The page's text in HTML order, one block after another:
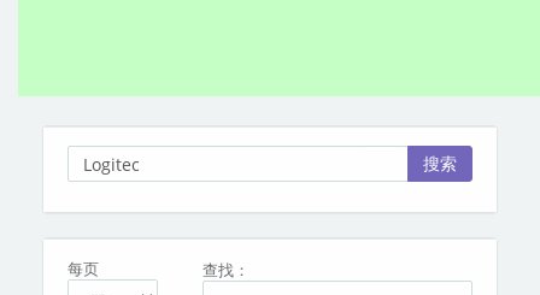
服务商
搜索
每页 查找：